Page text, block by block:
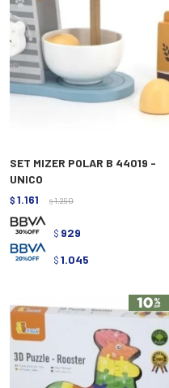
SET MIZER POLAR B 44019 -
UNICO
$ 1.161 $ 1.290
$ 929
$ 1.045